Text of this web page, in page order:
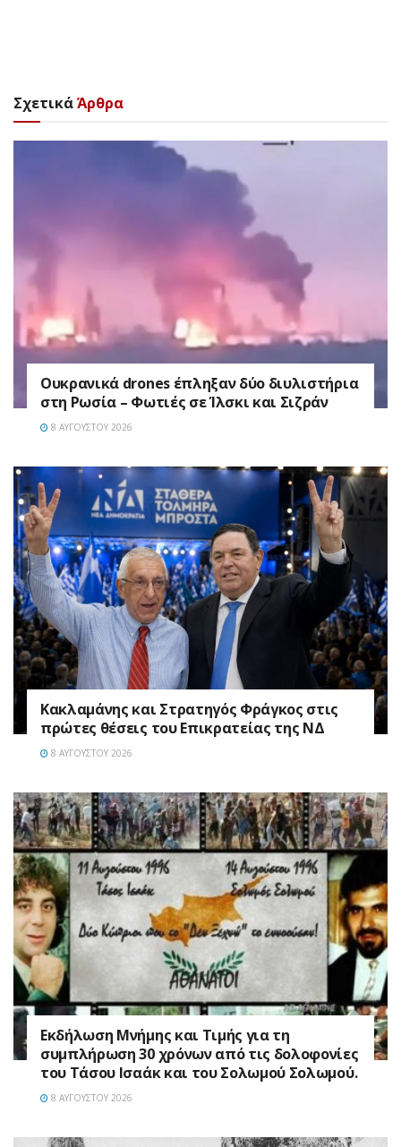
ΣχετικάΆρθρα
Ουκρανικά drones έπληξαν δύο διυλιστήρια
στη Ρωσία – Φωτιές σε Ίλσκι και Σιζράν
8 ΑΥΓΟΎΣΤΟΥ 2026
Κακλαμάνης και Στρατηγός Φράγκος στις
πρώτες θέσεις του Επικρατείας της ΝΔ
8 ΑΥΓΟΎΣΤΟΥ 2026
Εκδήλωση Μνήμης και Τιμής για τη
συμπλήρωση 30 χρόνων από τις δολοφονίες
του Τάσου Ισαάκ και του Σολωμού Σολωμού.
8 ΑΥΓΟΎΣΤΟΥ 2026